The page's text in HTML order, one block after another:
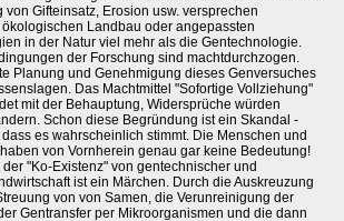
von Gifteinsatz, Erosion usw. versprechen
ökologischen Landbau oder angepassten
in der Natur viel mehr als die Gentechnologie.
der Forschung sind machtdurchzogen.
Planung und Genehmigung dieses Genversuches
Das Machtmittel "Sofortige Vollziehung"
mit der Behauptung, Widersprüche würden
Schon diese Begründung ist ein Skandal -
es wahrscheinlich stimmt. Die Menschen und
von Vornherein genau gar keine Bedeutung!
der "Ko-Existenz" von gentechnischer und
ist ein Märchen. Durch die Auskreuzung
von von Samen, die Verunreinigung der
Gentransfer per Mikroorganismen und die dann